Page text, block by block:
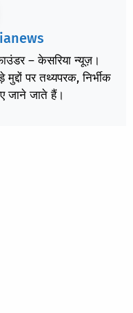
– केसरिया न्यूज़।
पर तथ्यपरक, निर्भीक
जाने जाते हैं।